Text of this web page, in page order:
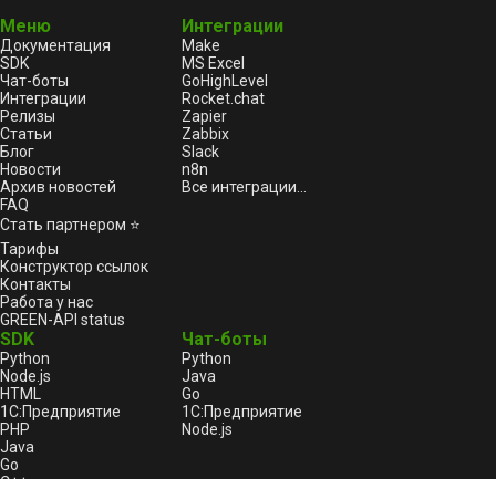
Меню
Документация
SDK
Чат-боты
Интеграции
Релизы
Статьи
Блог
Новости
Архив новостей
FAQ
Стать партнером ⭐
Тарифы
Конструктор ссылок
Контакты
Работа у нас
GREEN-API status
Интеграции
Make
MS Excel
GoHighLevel
Rocket.chat
Zapier
Zabbix
Slack
n8n
Все интеграции...
SDK
Python
Node.js
HTML
1С:Предприятие
PHP
Java
Go
Чат-боты
Python
Java
Go
1С:Предприятие
Node.js